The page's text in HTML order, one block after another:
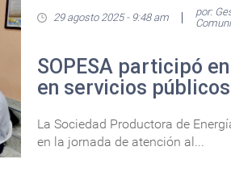
29 agosto 2025 - 9:48 am
por:
SOPESA participó
en servicios
La Sociedad Productora de
en la jornada de atención al...